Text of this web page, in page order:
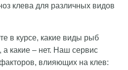
клева для различных видов
в курсе, какие виды рыб
какие – нет. Наш сервис
влияющих на клев: